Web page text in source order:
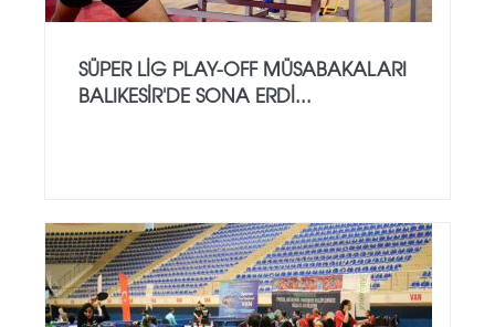
SÜPER LİG PLAY-OFF MÜSABAKALARI
BALIKESİR'DE SONA ERDİ...